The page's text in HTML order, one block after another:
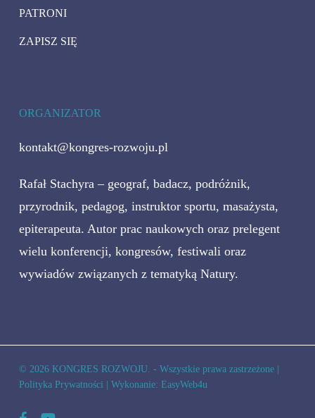
PATRONI
ZAPISZ SIĘ
ORGANIZATOR
kontakt@kongres-rozwoju.pl
Rafał Stachyra – geograf, badacz, podróżnik,
przyrodnik, pedagog, instruktor sportu, masażysta,
epiterapeuta. Autor prac naukowych oraz prelegent
wielu konferencji, kongresów, festiwali oraz
wywiadów związanych z tematyką Natury.
© 2026 KONGRES ROZWOJU. - Wszystkie prawa zastrzeżone |
Polityka Prywatności | Wykonanie: EasyWeb4u